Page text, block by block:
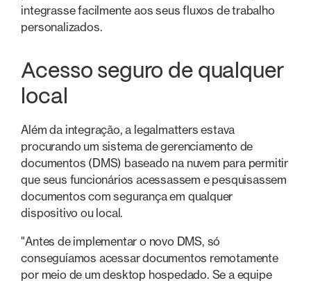
integrasse facilmente aos seus fluxos de trabalho
personalizados.
Acesso seguro de qualquer
local
Além da integração, a legalmatters estava
procurando um sistema de gerenciamento de
documentos (DMS) baseado na nuvem para permitir
que seus funcionários acessassem e pesquisassem
documentos com segurança em qualquer
dispositivo ou local.
"Antes de implementar o novo DMS, só
conseguíamos acessar documentos remotamente
por meio de um desktop hospedado. Se a equipe